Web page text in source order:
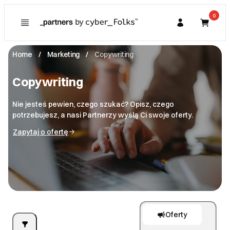
Kupujący
Partner
0
Home Marketing Copywriting
Copywriting
Nie jesteś pewien, czego szukać? Opisz, czego
potrzebujesz, a nasi Partnerzy wyślą Ci swoje oferty.
Zapytaj o ofertę
Strony i sklepy internetowe
Strony www
E-sklepy
Marketing
Copywriting
Social media
SEO
Multimedia
Fotografia
Wideo
Grafika i projektowanie
Grafika
Programowanie
Oferty